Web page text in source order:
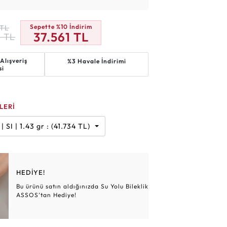
TL
TL
Sepette %10 İndirim
37.561 TL
Alışveriş
%3 Havale İndirimi
Karat | G | SI | 1.43 gr : (41.734 TL)
HEDİYE!
Bu ürünü satın aldığınızda Su Yolu Bileklik
ASSOS’tan Hediye!